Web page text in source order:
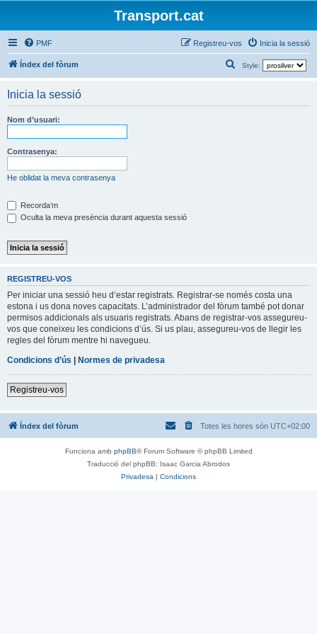
Transport.cat
PMF Inicia la sessió
Registreu-vos
Índex del fòrum Style:
e
Inicia la sessió
Nom d’usuari:
Contrasenya:
He oblidat la meva contrasenya
Recorda’m
Oculta la meva presència durant aquesta sessió
REGISTREU-VOS
Per iniciar una sessió heu d’estar registrats. Registrar-se només costa una
estona i us dona noves capacitats. L’administrador del fòrum també pot donar
permisos addicionals als usuaris registrats. Abans de registrar-vos assegureu-
vos que coneixeu les condicions d’ús. Si us plau, assegureu-vos de llegir les
regles del fòrum mentre hi navegueu.
Condicions d’ús
Normes de privadesa
Registreu-vos
Índex del fòrum Totes les hores són UTC+02:00
Funciona amb phpBB® Forum Software © phpBB Limited
Traducció del phpBB: Isaac Garcia Abrodos
Privadesa
Condicions